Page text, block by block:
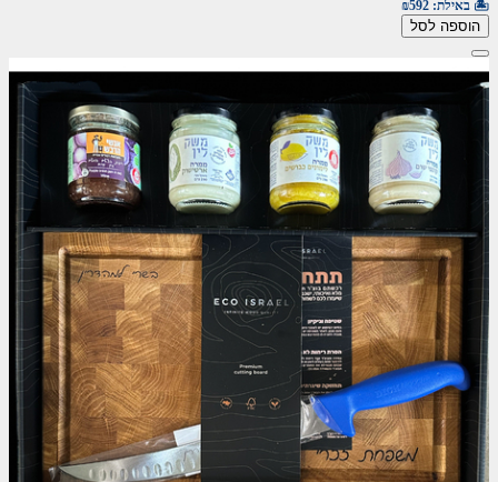
🏝️ באילת: ₪592
הוספה לסל